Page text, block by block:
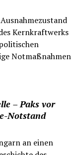
Kernkraftwerks
Notmaßnahmen
– Paks vor
Notstand
an einen